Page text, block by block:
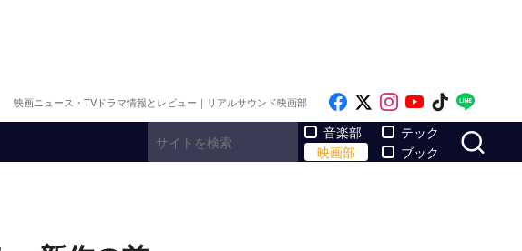
映画ニュース・TVドラマ情報とレビュー｜リアルサウンド映画部 Like on Facebook
Follow on x
Follow on
Follow on
Follow
音楽部
映画部
テック
ブック